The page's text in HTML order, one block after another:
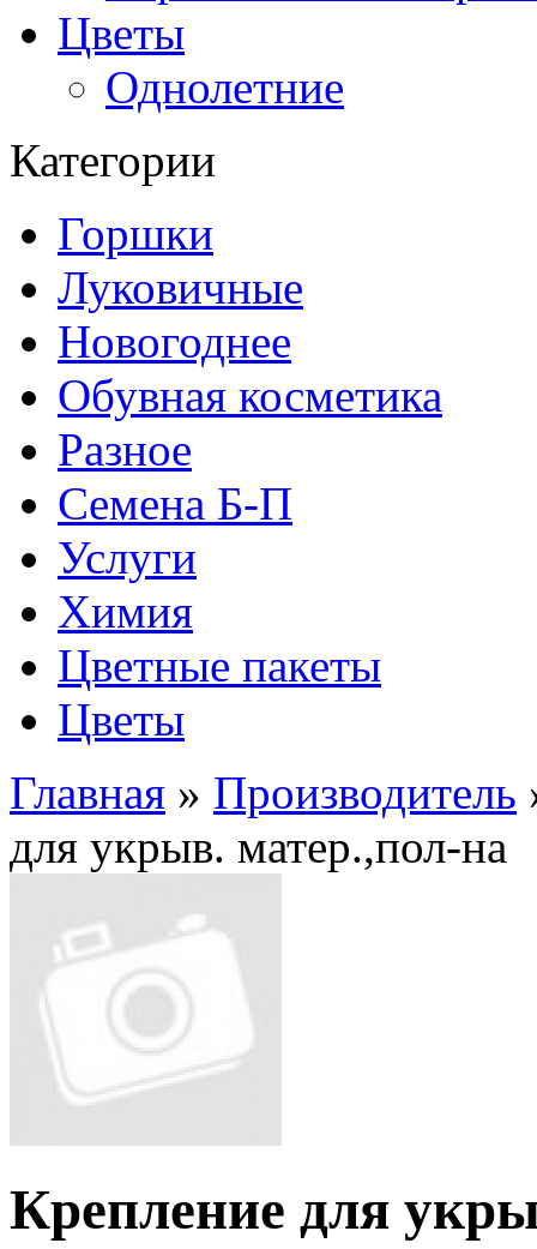
Цветы
Однолетние
Категории
Горшки
Луковичные
Новогоднее
Обувная косметика
Разное
Семена Б-П
Услуги
Химия
Цветные пакеты
Цветы
Главная » Производитель
для укрыв. матер.,пол-на
Крепление для